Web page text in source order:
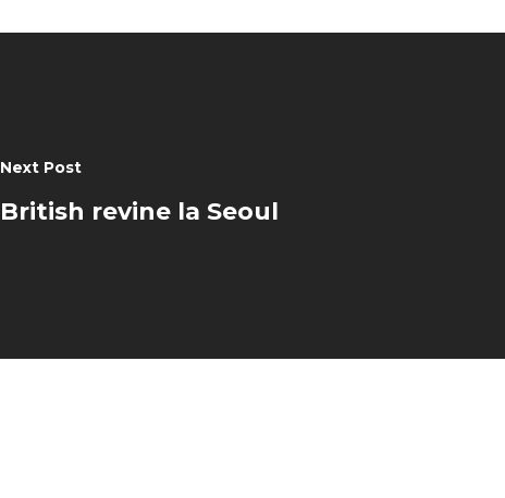
Next Post
British revine la Seoul